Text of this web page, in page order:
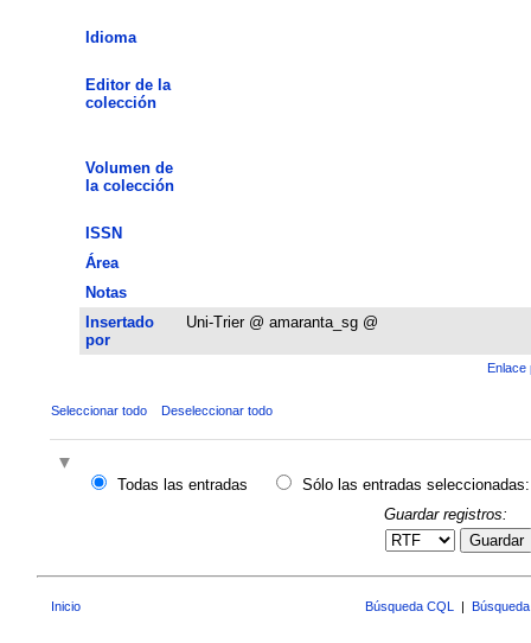
Idioma
Editor de la
colección
Volumen de
la colección
ISSN
Área
Notas
Insertado
por
Uni-Trier @ amaranta_sg @
Enlace
Seleccionar todo Deseleccionar todo
Todas las entradas
Sólo las entradas seleccionadas:
Guardar registros:
Guardar
Inicio Búsqueda CQL